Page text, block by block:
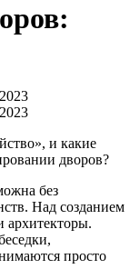
и какие
дворов?
без
Над созданием
архитекторы.
просто